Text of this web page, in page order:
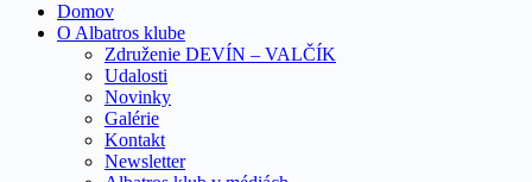
Domov
O Albatros klube
Združenie DEVÍN – VALČÍK
Udalosti
Novinky
Galérie
Kontakt
Newsletter